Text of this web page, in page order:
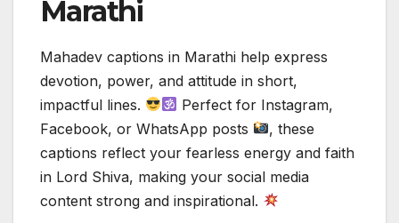
Marathi
Mahadev captions in Marathi help express
devotion, power, and attitude in short,
impactful lines.
Perfect for Instagram,
Facebook, or WhatsApp posts
, these
captions reflect your fearless energy and faith
in Lord Shiva, making your social media
content strong and inspirational.